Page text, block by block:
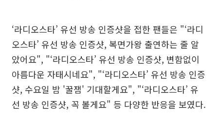
‘라디오스타’ 유선 방송 인증샷을 접한 팬들은 "‘라디
오스타’ 유선 방송 인증샷, 복면가왕 출연하는 줄 알
았어요", "‘라디오스타’ 유선 방송 인증샷, 변함없이
아름다운 자태시네요", "‘라디오스타’ 유선 방송 인증
샷, 수요일 밤 '꿀잼' 기대할게요", "‘라디오스타’ 유
선 방송 인증샷, 꼭 볼게요" 등 다양한 반응을 보였다.